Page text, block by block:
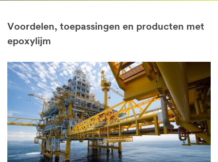
Voordelen, toepassingen en producten met
epoxylijm